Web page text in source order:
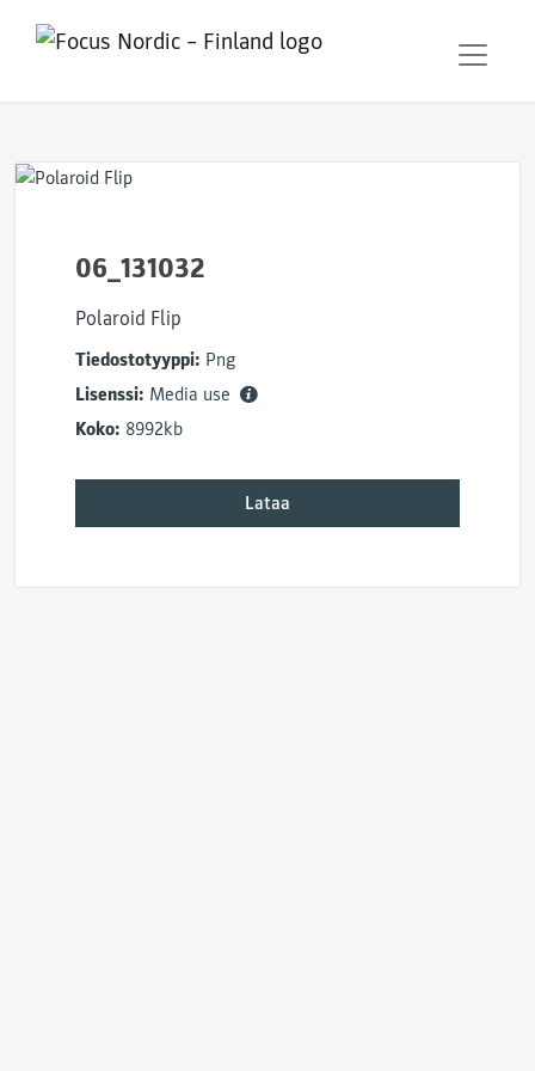
06_131032
Polaroid Flip
Tiedostotyyppi: Png
Lisenssi: Media use
Koko: 8992kb
Lataa